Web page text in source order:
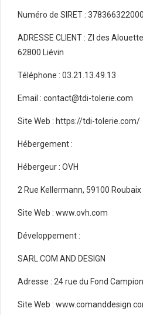
Numéro de SIRET :
ADRESSE CLIENT : ZI des
62800 Liévin
Téléphone : 03.21.13.49.13
Email : contact@tdi-tolerie.com
Site Web : https://tdi-tolerie.com/
Hébergement :
Hébergeur : OVH
2 Rue Kellermann, 59100 Roubaix
Site Web : www.ovh.com
Développement :
SARL COM AND DESIGN
Adresse : 24 rue du Fond
Site Web :